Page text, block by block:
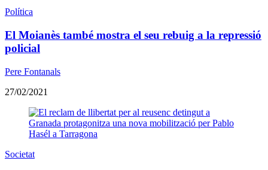
Política
El Moianès també mostra el seu rebuig a la repressió
policial
Pere Fontanals
27/02/2021
Societat